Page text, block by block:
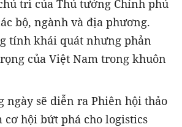
trì của Thủ tướng Chính phủ
bộ, ngành và địa phương.
tính khái quát nhưng phản
của Việt Nam trong khuôn
ngày sẽ diễn ra Phiên hội thảo
cơ hội bứt phá cho logistics